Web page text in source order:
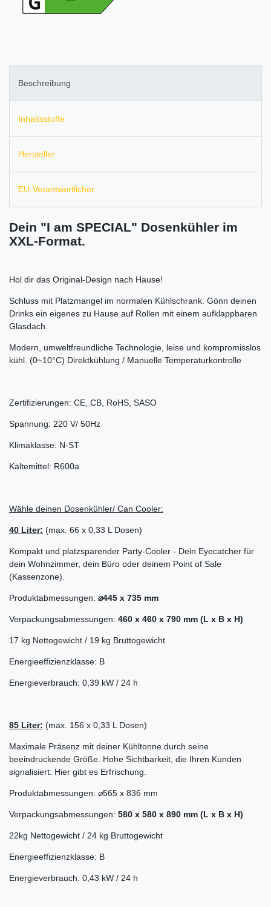
Beschreibung
Inhaltsstoffe
Hersteller
EU-Verantwortlicher
Dein "I am SPECIAL" Dosenkühler im
XXL-Format.
Hol dir das Original-Design nach Hause!
Schluss mit Platzmangel im normalen Kühlschrank. Gönn deinen
Drinks ein eigenes zu Hause auf Rollen mit einem aufklappbaren
Glasdach.
Modern, umweltfreundliche Technologie, leise und kompromisslos
kühl. (0~10°C) Direktkühlung / Manuelle Temperaturkontrolle
Zertifizierungen: CE, CB, RoHS, SASO
Spannung: 220 V/ 50Hz
Klimaklasse: N-ST
Kältemittel: R600a
Wähle deinen Dosenkühler/ Can Cooler:
40 Liter: (max. 66 x 0,33 L Dosen)
Kompakt und platzsparender Party-Cooler - Dein Eyecatcher für
dein Wohnzimmer, dein Büro oder deinem Point of Sale
(Kassenzone).
Produktabmessungen: ⌀445 x 735 mm
Verpackungsabmessungen: 460 x 460 x 790 mm (L x B x H)
17 kg Nettogewicht / 19 kg Bruttogewicht
Energieeffizienzklasse: B
Energieverbrauch: 0,39 kW / 24 h
85 Liter: (max. 156 x 0,33 L Dosen)
Maximale Präsenz mit deiner Kühltonne durch seine
beeindruckende Größe. Hohe Sichtbarkeit, die Ihren Kunden
signalisiert: Hier gibt es Erfrischung.
Produktabmessungen: ⌀565 x 836 mm
Verpackungsabmessungen: 580 x 580 x 890 mm (L x B x H)
22kg Nettogewicht / 24 kg Bruttogewicht
Energieeffizienzklasse: B
Energieverbrauch: 0,43 kW / 24 h